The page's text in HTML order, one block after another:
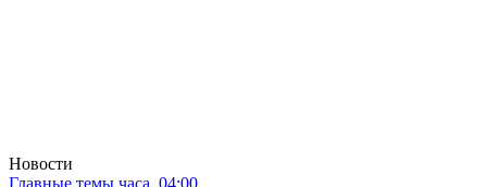
Новости
Главные темы часа. 04:00